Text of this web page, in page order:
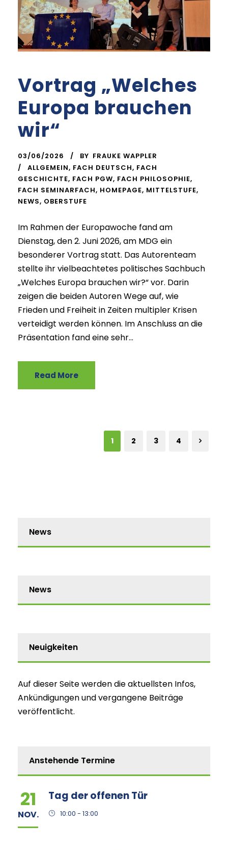
Vortrag „Welches
Europa brauchen
wir“
03/06/2026 BY FRAUKE WAPPLER
ALLGEMEIN, FACH DEUTSCH, FACH
GESCHICHTE, FACH PGW, FACH PHILOSOPHIE,
FACH SEMINARFACH, HOMEPAGE, MITTELSTUFE,
NEWS, OBERSTUFE
Im Rahmen der Europawoche fand am
Dienstag, den 2. Juni 2026, am MDG ein
besonderer Vortrag statt. Das Autorenteam
stellte ihr vielbeachtetes politisches Sachbuch
„Welches Europa brauchen wir?“ vor. Darin
zeigen die beiden Autoren Wege auf, wie
Frieden und Freiheit in Zeiten multipler Krisen
verteidigt werden können. Im Anschluss an die
Präsentation fand eine sehr...
Read More
1 2 3 4
News
News
Neuigkeiten
Auf dieser Seite werden die aktuellsten Infos,
Ankündigungen und vergangene Beiträge
veröffentlicht.
Anstehende Termine
21
NOV.
Tag der offenen Tür
10:00 - 13:00